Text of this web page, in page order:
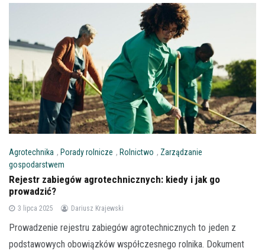
Agrotechnika , Porady rolnicze , Rolnictwo , Zarządzanie
gospodarstwem
Rejestr zabiegów agrotechnicznych: kiedy i jak go
prowadzić?
3 lipca 2025 Dariusz Krajewski
Prowadzenie rejestru zabiegów agrotechnicznych to jeden z
podstawowych obowiązków współczesnego rolnika. Dokument